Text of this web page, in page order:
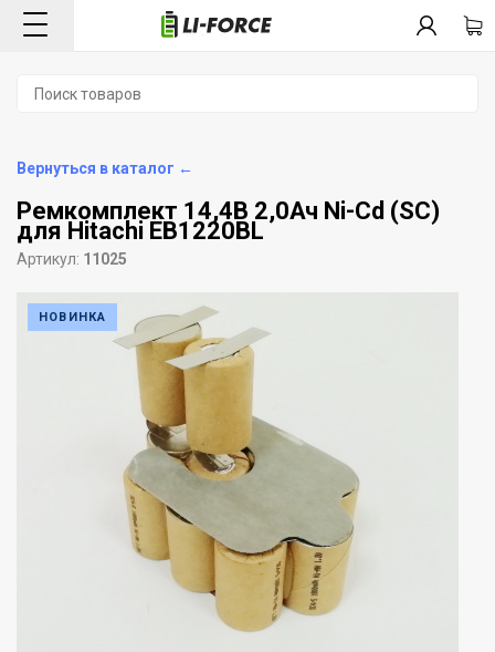
Вернуться в каталог ←
Ремкомплект 14,4В 2,0Ач Ni-Cd (SC)
для Hitachi EB1220BL
Артикул: 11025
НОВИНКА